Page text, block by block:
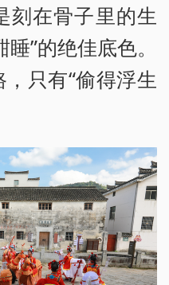
刻在骨子里的生
”的绝佳底色。
只有“偷得浮生